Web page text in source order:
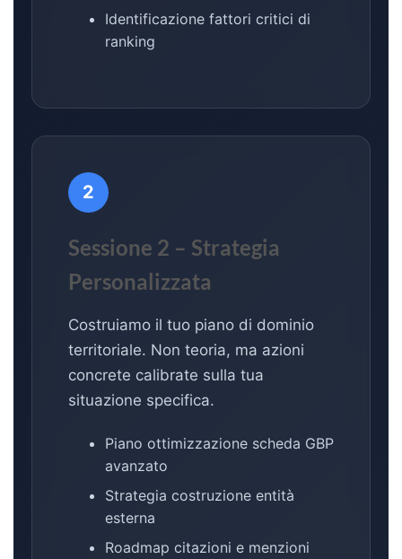
Identificazione fattori critici di
ranking
2
Sessione 2 – Strategia
Personalizzata
Costruiamo il tuo piano di dominio
territoriale. Non teoria, ma azioni
concrete calibrate sulla tua
situazione specifica.
Piano ottimizzazione scheda GBP
avanzato
Strategia costruzione entità
esterna
Roadmap citazioni e menzioni